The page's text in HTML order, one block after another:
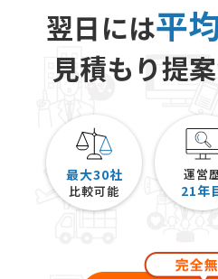
翌日には平
見積もり提
最大30社
比較可能
運営
21年